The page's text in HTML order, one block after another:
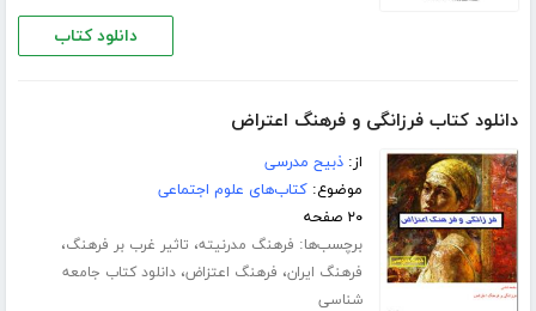
دانلود کتاب
دانلود کتاب فرزانگی و فرهنگ اعتراض
از:ذبیح مدرسی
موضوع:کتاب‌های علوم اجتماعی
۲۰ صفحه
برچسب‌ها: فرهنگ مدرنیته، تاثیر غرب بر فرهنگ،
فرهنگ ایران، فرهنگ اعتزاض،دانلود کتاب جامعه
شناسی